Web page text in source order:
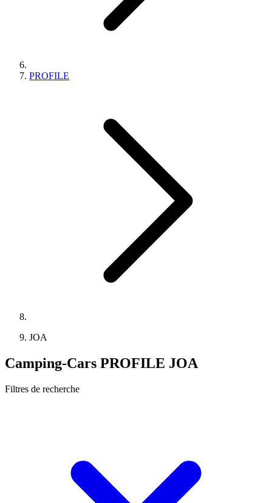
PROFILE
JOA
Camping-Cars PROFILE JOA
Filtres de recherche